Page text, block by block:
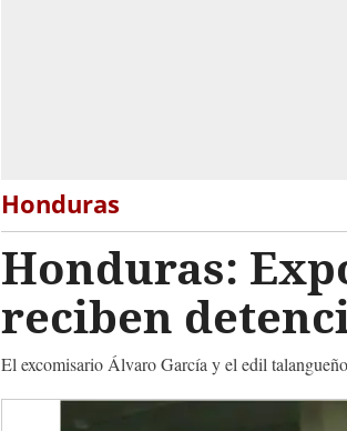
Honduras
Honduras:
reciben
El excomisario Álvaro García y el edil